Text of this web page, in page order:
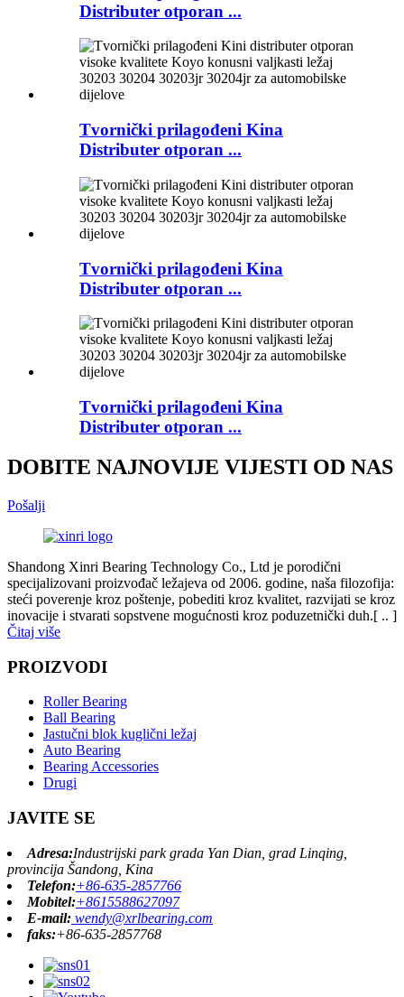
Distributer otporan ...
Tvornički prilagođeni Kina
Distributer otporan ...
Tvornički prilagođeni Kina
Distributer otporan ...
Tvornički prilagođeni Kina
Distributer otporan ...
DOBITE NAJNOVIJE VIJESTI OD NAS
Pošalji
Shandong Xinri Bearing Technology Co., Ltd je porodični
specijalizovani proizvođač ležajeva od 2006. godine, naša filozofija:
steći poverenje kroz poštenje, pobediti kroz kvalitet, razvijati se kroz
inovacije i stvarati sopstvene mogućnosti kroz poduzetnički duh.[ .. ]
Čitaj više
PROIZVODI
Roller Bearing
Ball Bearing
Jastučni blok kuglični ležaj
Auto Bearing
Bearing Accessories
Drugi
JAVITE SE
Adresa:Industrijski park grada Yan Dian, grad Linqing,
provincija Šandong, Kina
Telefon:+86-635-2857766
Mobitel:+8615588627097
E-mail: wendy@xrlbearing.com
faks:+86-635-2857768